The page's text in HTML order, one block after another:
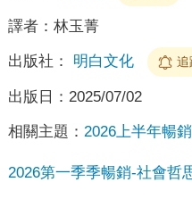
譯者： 林玉菁
出版社： 明白文化 追
出版日： 2025/07/02
相關主題： 2026上半年暢
2026第一季季暢銷-社會哲